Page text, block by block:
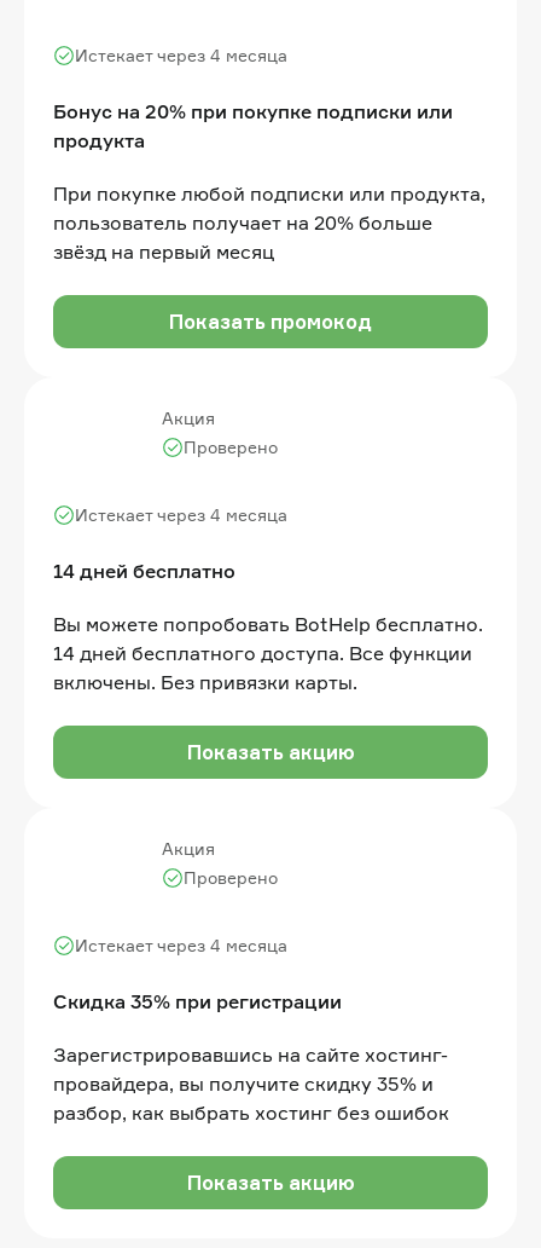
Бонус на 20% при покупке подписки или
продукта
Истекает через 4 месяца
При покупке любой подписки или продукта,
пользователь получает на 20% больше
звёзд на первый месяц
Показать промокод
Акция
14 дней бесплатно
Истекает через 4 месяца
Проверено
Вы можете попробовать BotHelp бесплатно.
14 дней бесплатного доступа. Все функции
включены. Без привязки карты.
Показать акцию
Акция
Скидка 35% при регистрации
Истекает через 4 месяца
Проверено
Зарегистрировавшись на сайте хостинг-
провайдера, вы получите скидку 35% и
разбор, как выбрать хостинг без ошибок
Показать акцию